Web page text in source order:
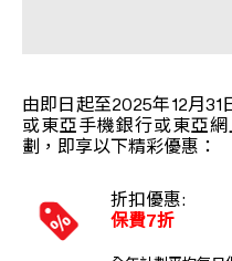
由即日起至2025年12月
或東亞手機銀行或東亞
劃，即享以下精彩優惠：
折扣優惠:
保費7折